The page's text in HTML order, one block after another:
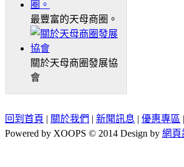
最豐富的天母商圈。
關於天母商圈發展協
會
回到首頁 | 關於我們 | 新聞訊息 | 優惠專區 |
Powered by XOOPS © 2014 Design by 網頁